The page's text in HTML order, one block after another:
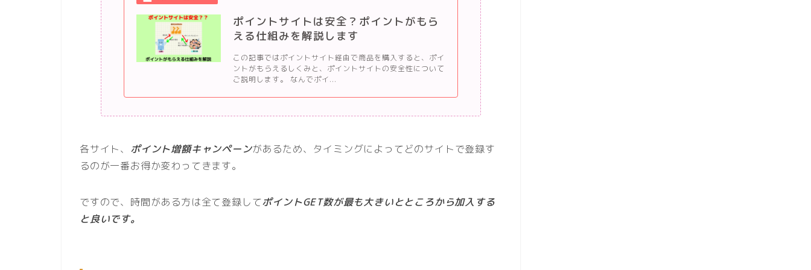
ポイントサイトは安全？ポイントがもら
える仕組みを解説します
この記事ではポイントサイト経由で商品を購入すると、ポイ
ントがもらえるしくみと、ポイントサイトの安全性について
ご説明します。 なんでポイ...
各サイト、 ポイント増額キャンペーンがあるため、タイミングによってどのサイトで登録す
るのが一番お得か変わってきます。
ですので、 時間がある方は全て登録してポイントGET数が最も大きいとところから加入する
と良いです。